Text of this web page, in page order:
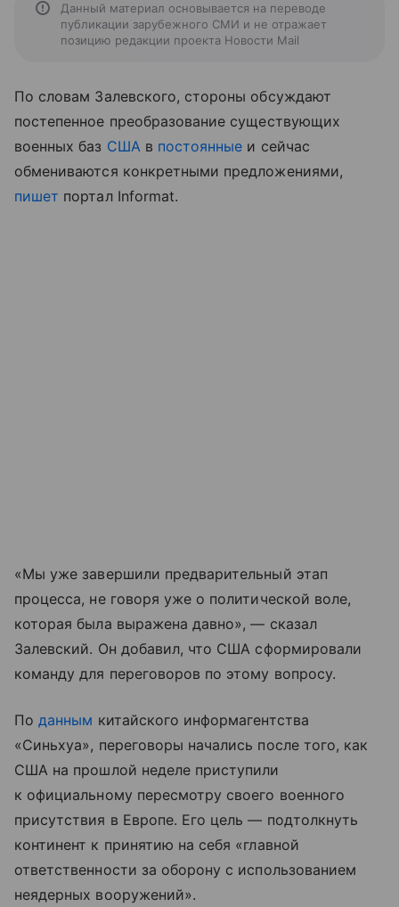
Данный материал основывается на переводе
публикации зарубежного СМИ и не отражает
позицию редакции проекта Новости Mail
По словам Залевского, стороны обсуждают
постепенное преобразование существующих
военных баз СШАв постоянные и сейчас
обмениваются конкретными предложениями,
пишет портал Informat.
«Мы уже завершили предварительный этап
процесса, не говоря уже о политической воле,
которая была выражена давно», — сказал
Залевский. Он добавил, что США сформировали
команду для переговоров по этому вопросу.
Поданным китайского информагентства
«Синьхуа», переговоры начались после того, как
США на прошлой неделе приступили
к официальному пересмотру своего военного
присутствия в Европе. Его цель — подтолкнуть
континент к принятию на себя «главной
ответственности за оборону с использованием
неядерных вооружений».